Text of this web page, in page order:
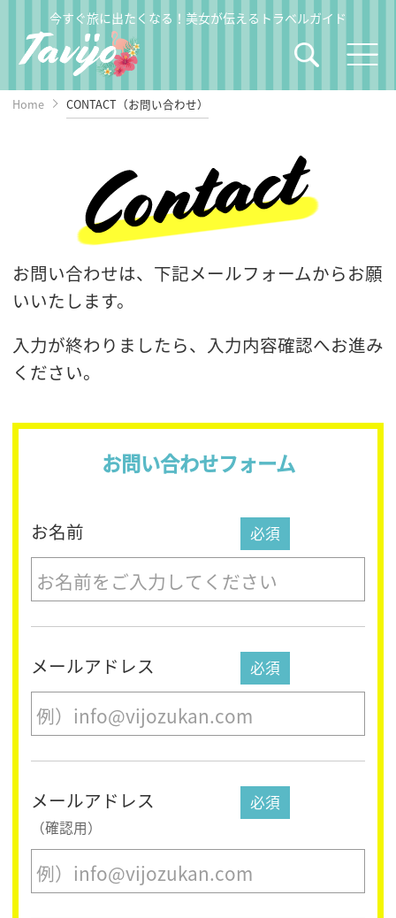
今すぐ旅に出たくなる！美女が伝えるトラベルガイド
Home CONTACT（お問い合わせ）
お問い合わせは、下記メールフォームからお願
いいたします。
入力が終わりましたら、入力内容確認へお進み
ください。
お問い合わせフォーム
お名前
メールアドレス
メールアドレス
（確認用）